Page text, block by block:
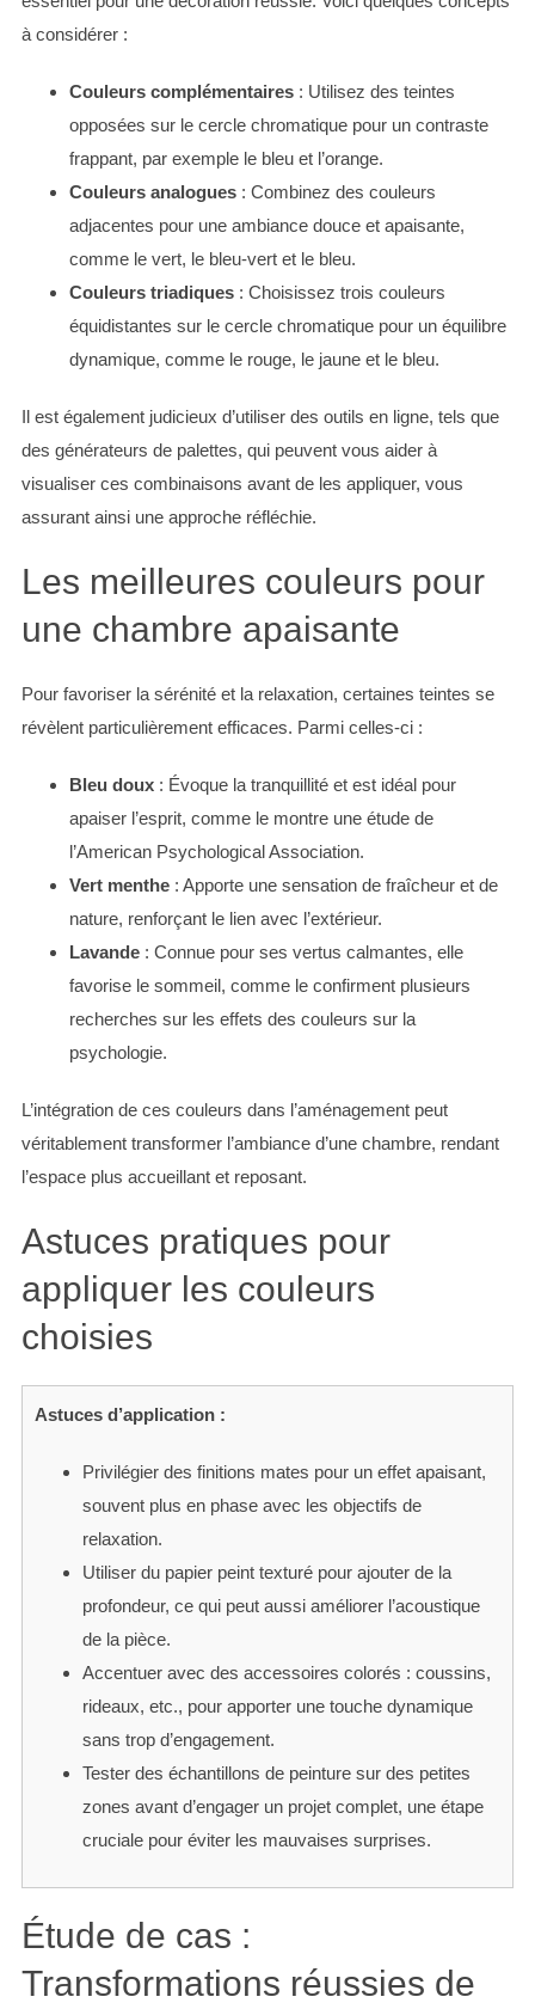
à considérer :
Couleurs complémentaires: Utilisez des teintes
opposées sur le cercle chromatique pour un contraste
frappant, par exemple le bleu et l’orange.
Couleurs analogues: Combinez des couleurs
adjacentes pour une ambiance douce et apaisante,
comme le vert, le bleu-vert et le bleu.
Couleurs triadiques: Choisissez trois couleurs
équidistantes sur le cercle chromatique pour un équilibre
dynamique, comme le rouge, le jaune et le bleu.
Il est également judicieux d’utiliser des outils en ligne, tels que
des générateurs de palettes, qui peuvent vous aider à
visualiser ces combinaisons avant de les appliquer, vous
assurant ainsi une approche réfléchie.
Les meilleures couleurs pour
une chambre apaisante
Pour favoriser la sérénité et la relaxation, certaines teintes se
révèlent particulièrement efficaces. Parmi celles-ci :
Bleu doux: Évoque la tranquillité et est idéal pour
apaiser l’esprit, comme le montre une étude de
l’American Psychological Association.
Vert menthe: Apporte une sensation de fraîcheur et de
nature, renforçant le lien avec l’extérieur.
Lavande: Connue pour ses vertus calmantes, elle
favorise le sommeil, comme le confirment plusieurs
recherches sur les effets des couleurs sur la
psychologie.
L’intégration de ces couleurs dans l’aménagement peut
véritablement transformer l’ambiance d’une chambre, rendant
l’espace plus accueillant et reposant.
Astuces pratiques pour
appliquer les couleurs
choisies
Astuces d’application :
Privilégier des finitions mates pour un effet apaisant,
souvent plus en phase avec les objectifs de
relaxation.
Utiliser du papier peint texturé pour ajouter de la
profondeur, ce qui peut aussi améliorer l’acoustique
de la pièce.
Accentuer avec des accessoires colorés : coussins,
rideaux, etc., pour apporter une touche dynamique
sans trop d’engagement.
Tester des échantillons de peinture sur des petites
zones avant d’engager un projet complet, une étape
cruciale pour éviter les mauvaises surprises.
Étude de cas :
Transformations réussies de
S
e
c
f
o
: